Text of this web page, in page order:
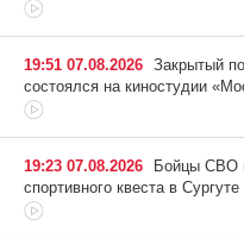
19:51 07.08.2026 Закрытый
состоялся на киностудии
19:23 07.08.2026
Бойцы СВО
спортивного квеста в Сургуте